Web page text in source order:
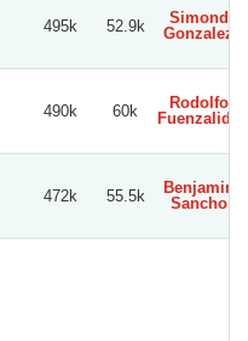
495k 52.9k
Simond
Gonzalez
490k 60k
Rodolfo
Fuenzalida
472k 55.5k
Benjamin
Sancho